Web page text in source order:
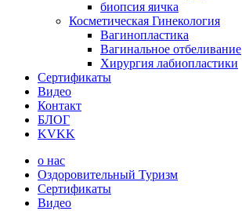
биопсия яичка
Косметическая Гинекология
Вагинопластика
Вагинальное отбеливание
Хирургия лабиопластики
Сертификаты
Видео
Контакт
БЛОГ
KVKK
о нас
Оздоровительный Туризм
Сертификаты
Видео